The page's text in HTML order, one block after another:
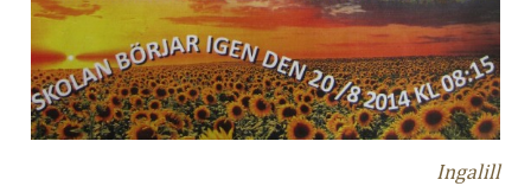
Ingalill